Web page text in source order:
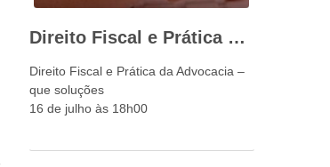
Direito Fiscal e Prática da Advocacia – que soluções
Direito Fiscal e Prática da Advocacia –
que soluções
16 de julho às 18h00